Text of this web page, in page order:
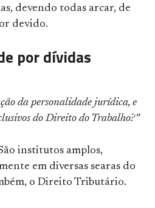
devendo todas arcar, de
devido.
por dívidas
da personalidade jurídica, e
do Direito do Trabalho?”
institutos amplos,
em diversas searas do
o Direito Tributário.